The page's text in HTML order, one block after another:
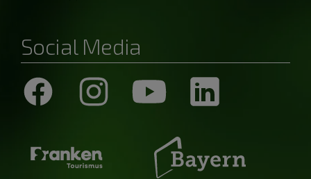
Social Media